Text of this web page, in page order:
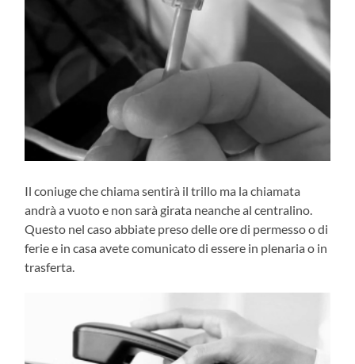
Il coniuge che chiama sentirà il trillo ma la chiamata
andrà a vuoto e non sarà girata neanche al centralino.
Questo nel caso abbiate preso delle ore di permesso o di
ferie e in casa avete comunicato di essere in plenaria o in
trasferta.